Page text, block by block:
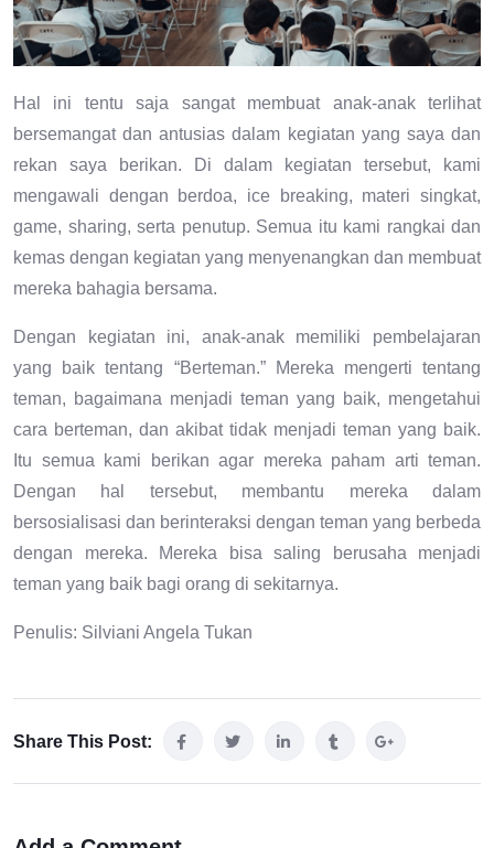
Hal ini tentu saja sangat membuat anak-anak terlihat
bersemangat dan antusias dalam kegiatan yang saya dan
rekan saya berikan. Di dalam kegiatan tersebut, kami
mengawali dengan berdoa, ice breaking, materi singkat,
game, sharing, serta penutup. Semua itu kami rangkai dan
kemas dengan kegiatan yang menyenangkan dan membuat
mereka bahagia bersama.
Dengan kegiatan ini, anak-anak memiliki pembelajaran
yang baik tentang “Berteman.” Mereka mengerti tentang
teman, bagaimana menjadi teman yang baik, mengetahui
cara berteman, dan akibat tidak menjadi teman yang baik.
Itu semua kami berikan agar mereka paham arti teman.
Dengan hal tersebut, membantu mereka dalam
bersosialisasi dan berinteraksi dengan teman yang berbeda
dengan mereka. Mereka bisa saling berusaha menjadi
teman yang baik bagi orang di sekitarnya.
Penulis: Silviani Angela Tukan
Share This Post: